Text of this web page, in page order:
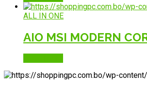
ALL IN ONE
AIO MSI MODERN